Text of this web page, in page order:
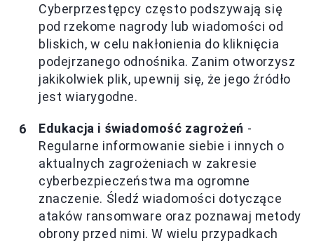
Cyberprzestępcy często podszywają się
pod rzekome nagrody lub wiadomości od
bliskich, w celu nakłonienia do kliknięcia
podejrzanego odnośnika. Zanim otworzysz
jakikolwiek plik, upewnij się, że jego źródło
jest wiarygodne.
Edukacja i świadomość zagrożeń -
Regularne informowanie siebie i innych o
aktualnych zagrożeniach w zakresie
cyberbezpieczeństwa ma ogromne
znaczenie. Śledź wiadomości dotyczące
ataków ransomware oraz poznawaj metody
obrony przed nimi. W wielu przypadkach